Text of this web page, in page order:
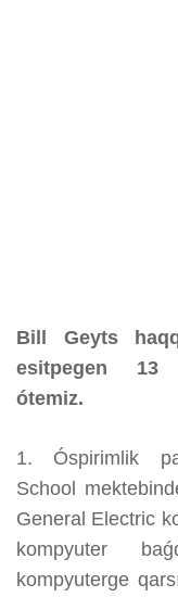
Bill Geyts
esitpegen 13
ótemiz.
1. Óspirimlik
School
General Electric
kompyuter
kompyuterge